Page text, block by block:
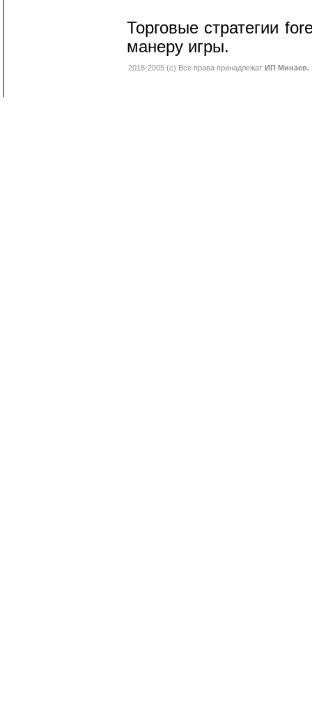
Торговые стратегии
манеру игры.
2018-2005 (с) Все права принадлежат ИП Минаев.